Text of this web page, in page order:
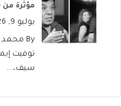
مؤثرة
يوليو 9, 2026
By محمد
توفيت
سيف،...